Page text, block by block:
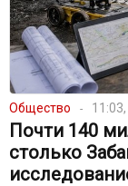
Общество
Почти 140
столько